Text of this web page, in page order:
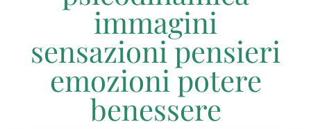
immagini
sensazioni pensieri
emozioni potere
benessere